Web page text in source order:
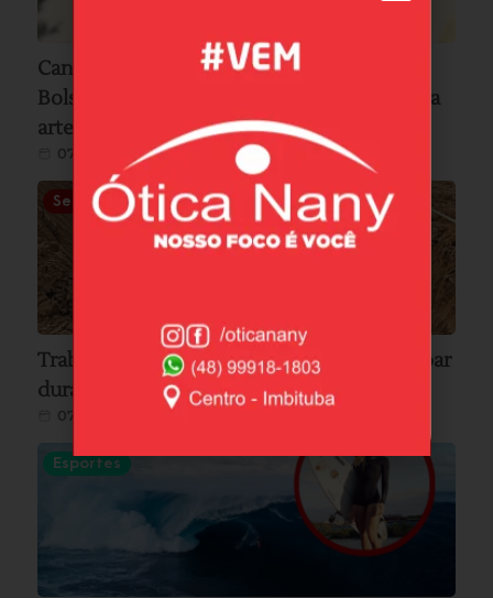
Candidato ao Senado por SC, Carlos
Bolsonaro visita Laguna e acompanha pesca
artesanal com auxílio de botos
07/08/2026
Segurança
Trabalhador fica preso após barranco desabar
durante serviço em Imbituba
07/08/2026
Esportes